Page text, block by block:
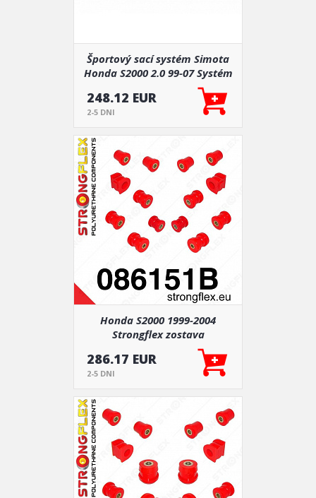
Športový sací systém Simota
Honda S2000 2.0 99-07 Systém
sania studeného vzduchu
AN1CA-21
248.12 EUR
2-5 DNI
Honda S2000 1999-2004
Strongflex zostava
silentblokov len pre zadnú
nápravu 14 ks
286.17 EUR
2-5 DNI